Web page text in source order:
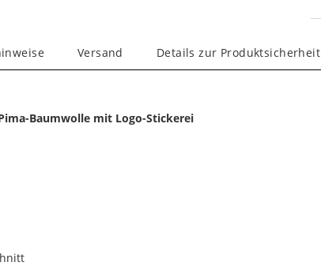
Versand Details zur Produktsicherheit
Baumwolle mit Logo-Stickerei